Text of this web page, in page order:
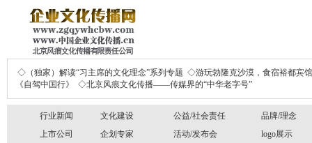
◇（独家）解读“习主席的文化理念”系列专题 ◇游玩勃隆克沙漠，食宿裕都宾馆
《自驾中国行》
◇北京风痕文化传播——传媒界的“中华老字号”
行业新闻 文化建设 公益/社会责任
品牌/理念
上市公司
企划专家 活动/发布会
logo展示